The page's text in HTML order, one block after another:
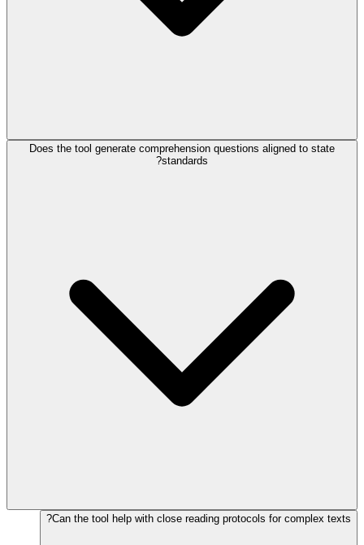
Does the tool generate comprehension questions aligned to state
standards?
Can the tool help with close reading protocols for complex texts?